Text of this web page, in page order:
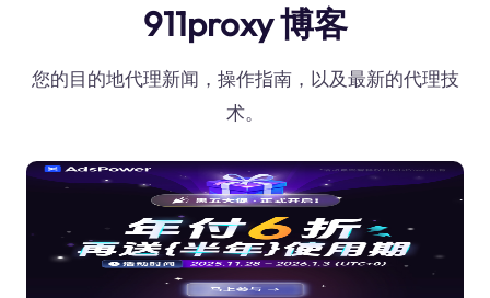
911proxy 博客
您的目的地代理新闻，操作指南，以及最新的代理技
术。